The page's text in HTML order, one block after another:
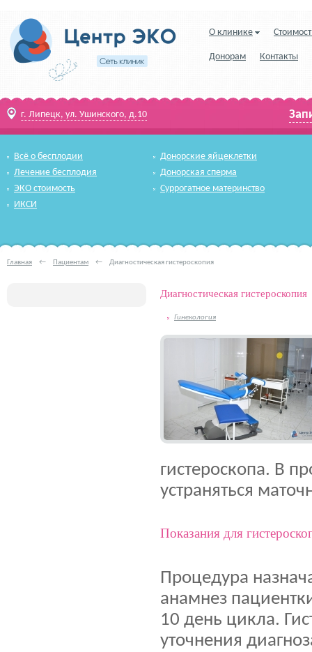
О клинике
Донорам Контакты
г. Липецк, ул. Ушинского, д.10
Всё о бесплодии
Лечение бесплодия
ЭКО стоимость
ИКСИ
Донорские яйцеклетки
Донорская сперма
Суррогатное материнство
Главная ← Пациентам ← Диагностическая гистероскопия
Диагностическая гистероскопия
Гинекология
гистероскопа. В
устраняться
Показания для
Процедура
анамнез
10 день цикла.
уточнения